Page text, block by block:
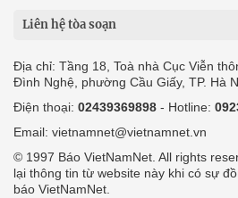
Liên hệ tòa soạn
Địa chỉ: Tầng 18, Toà nhà Cục Viễn
Đình Nghệ, phường Cầu Giấy, TP. Hà
Điện thoại: 02439369898 - Hotline:
Email: vietnamnet@vietnamnet.vn
© 1997 Báo VietNamNet. All rights
lại thông tin từ website này khi có sự
báo VietNamNet.